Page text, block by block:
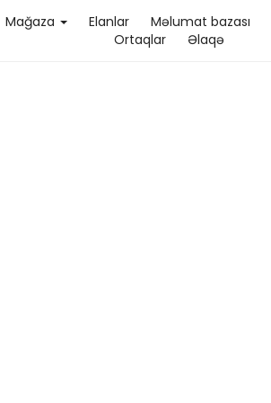
Mağaza Elanlar Məlumat bazası
Ortaqlar
Əlaqə